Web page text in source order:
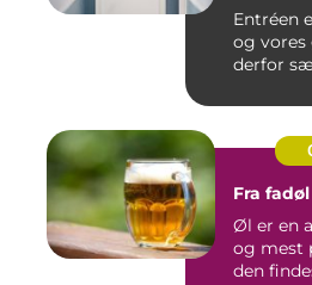
Entréen
og
derfor
Fra
Øl er en
og mest
den